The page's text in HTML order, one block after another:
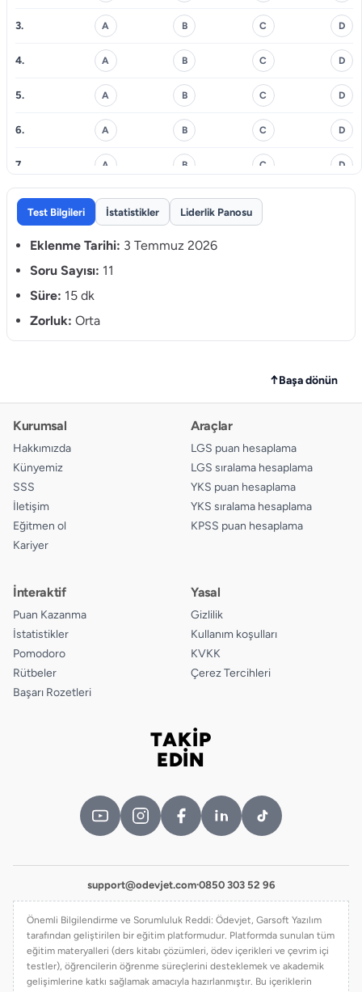
3. A B C D
4. A B C D
5. A B C D
6. A B C D
7. A B C D
8. A B C
10. A
Test Bilgileri İstatistikler Liderlik Panosu
Eklenme Tarihi: 3 Temmuz 2026
Soru Sayısı: 11
Süre: 15 dk
Zorluk: Orta
↑Başa dönün
Kurumsal
Hakkımızda
Künyemiz
SSS
İletişim
Eğitmen ol
Kariyer
Araçlar
LGS puan hesaplama
LGS sıralama hesaplama
YKS puan hesaplama
YKS sıralama hesaplama
KPSS puan hesaplama
İnteraktif
Puan Kazanma
İstatistikler
Pomodoro
Rütbeler
Başarı Rozetleri
Yasal
Gizlilik
Kullanım koşulları
KVKK
Çerez Tercihleri
TAKİP
EDİN
support@odevjet.com·0850 303 52 96
Önemli Bilgilendirme ve Sorumluluk Reddi: Ödevjet, Garsoft Yazılım
tarafından geliştirilen bir eğitim platformudur. Platformda sunulan tüm
eğitim materyalleri (ders kitabı çözümleri, ödev içerikleri ve çevrim içi
testler), öğrencilerin öğrenme süreçlerini desteklemek ve akademik
gelişimlerine katkı sağlamak amacıyla hazırlanmıştır. Bu içeriklerin